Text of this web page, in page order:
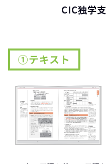
CIC独学
①テキスト